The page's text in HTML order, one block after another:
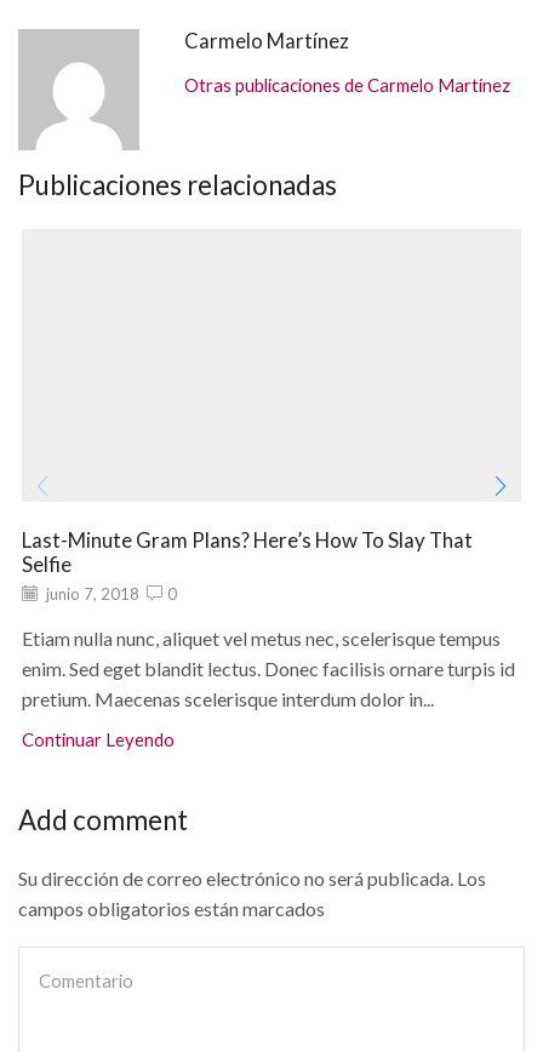
Carmelo Martínez
Otras publicaciones de Carmelo Martínez
Publicaciones relacionadas
Last-Minute Gram Plans? Here’s How To Slay That
Selfie
junio 7, 2018 0
Etiam nulla nunc, aliquet vel metus nec, scelerisque tempus
enim. Sed eget blandit lectus. Donec facilisis ornare turpis id
pretium. Maecenas scelerisque interdum dolor in...
Continuar Leyendo
Add comment
Su dirección de correo electrónico no será publicada. Los
campos obligatorios están marcados